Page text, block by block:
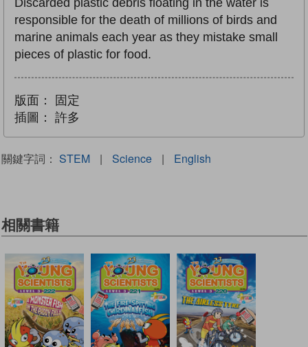
Discarded plastic debris floating in the water is
responsible for the death of millions of birds and
marine animals each year as they mistake small
pieces of plastic for food.
版面：
固定
插圖：
許多
關鍵字詞： STEM | Science | English
相關書籍